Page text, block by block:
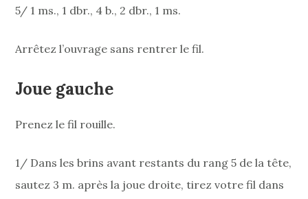
5/ 1 ms., 1 dbr., 4 b., 2 dbr., 1 ms.
Arrêtez l’ouvrage sans rentrer le fil.
Joue gauche
Prenez le fil rouille.
1/ Dans les brins avant restants du rang 5 de la tête,
sautez 3 m. après la joue droite, tirez votre fil dans